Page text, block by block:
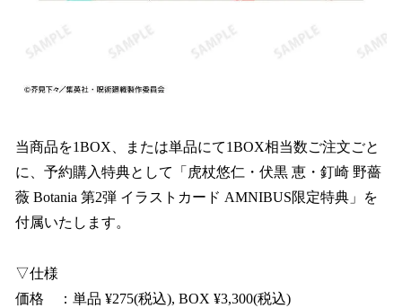
当商品を1BOX、または単品にて1BOX相当数ご注文ごと
に、予約購入特典として「虎杖悠仁・伏黒 恵・釘崎 野薔
薇 Botania 第2弾 イラストカード AMNIBUS限定特典」を
付属いたします。
▽仕様
価格 ：単品 ¥275(税込), BOX ¥3,300(税込)